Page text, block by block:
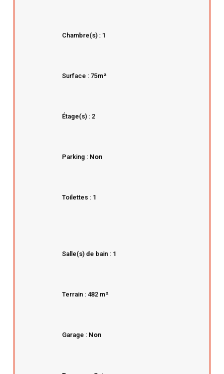
Chambre(s) : 1
Surface : 75m²
Étage(s) : 2
Parking : Non
Toilettes : 1
Salle(s) de bain : 1
Terrain : 482 m²
Garage : Non